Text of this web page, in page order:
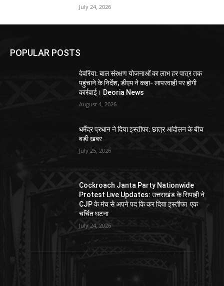
July 24, 2026
POPULAR POSTS
देवरिया: बाल संरक्षण योजनाओं का लाभ हर पात्र तक
पहुंचाने के निर्देश, डीएम ने कहा- लापरवाही पर होगी
कार्रवाई। Deoria News
August 4, 2026
धर्मेंद्र प्रधान ने दिया इस्तीफा: छात्र आंदोलन के बीच
बड़ी खबर
July 25, 2026
Cockroach Janta Party Nationwide
Protest Live Updates: उत्तराखंड के सिपाही ने
CJP के मंच से अपने पद कि कर दिया इस्तीफा एक
चर्चित घटना
July 24, 2026